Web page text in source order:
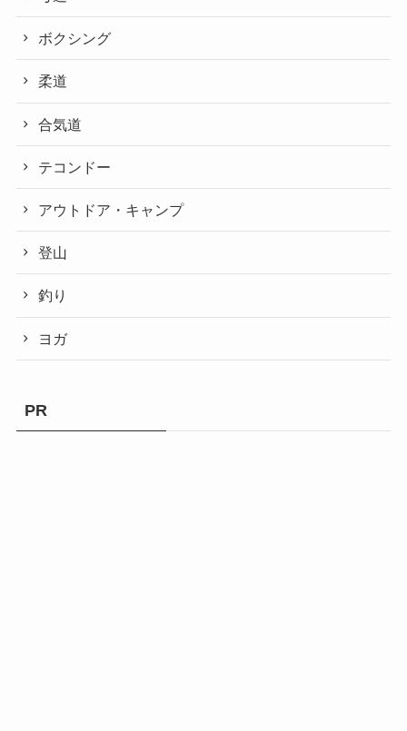
ボクシング
柔道
合気道
テコンドー
アウトドア・キャンプ
登山
釣り
ヨガ
PR